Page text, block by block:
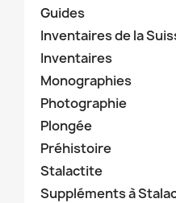
Guides
Inventaires de la
Inventaires
Monographies
Photographie
Plongée
Préhistoire
Stalactite
Suppléments à